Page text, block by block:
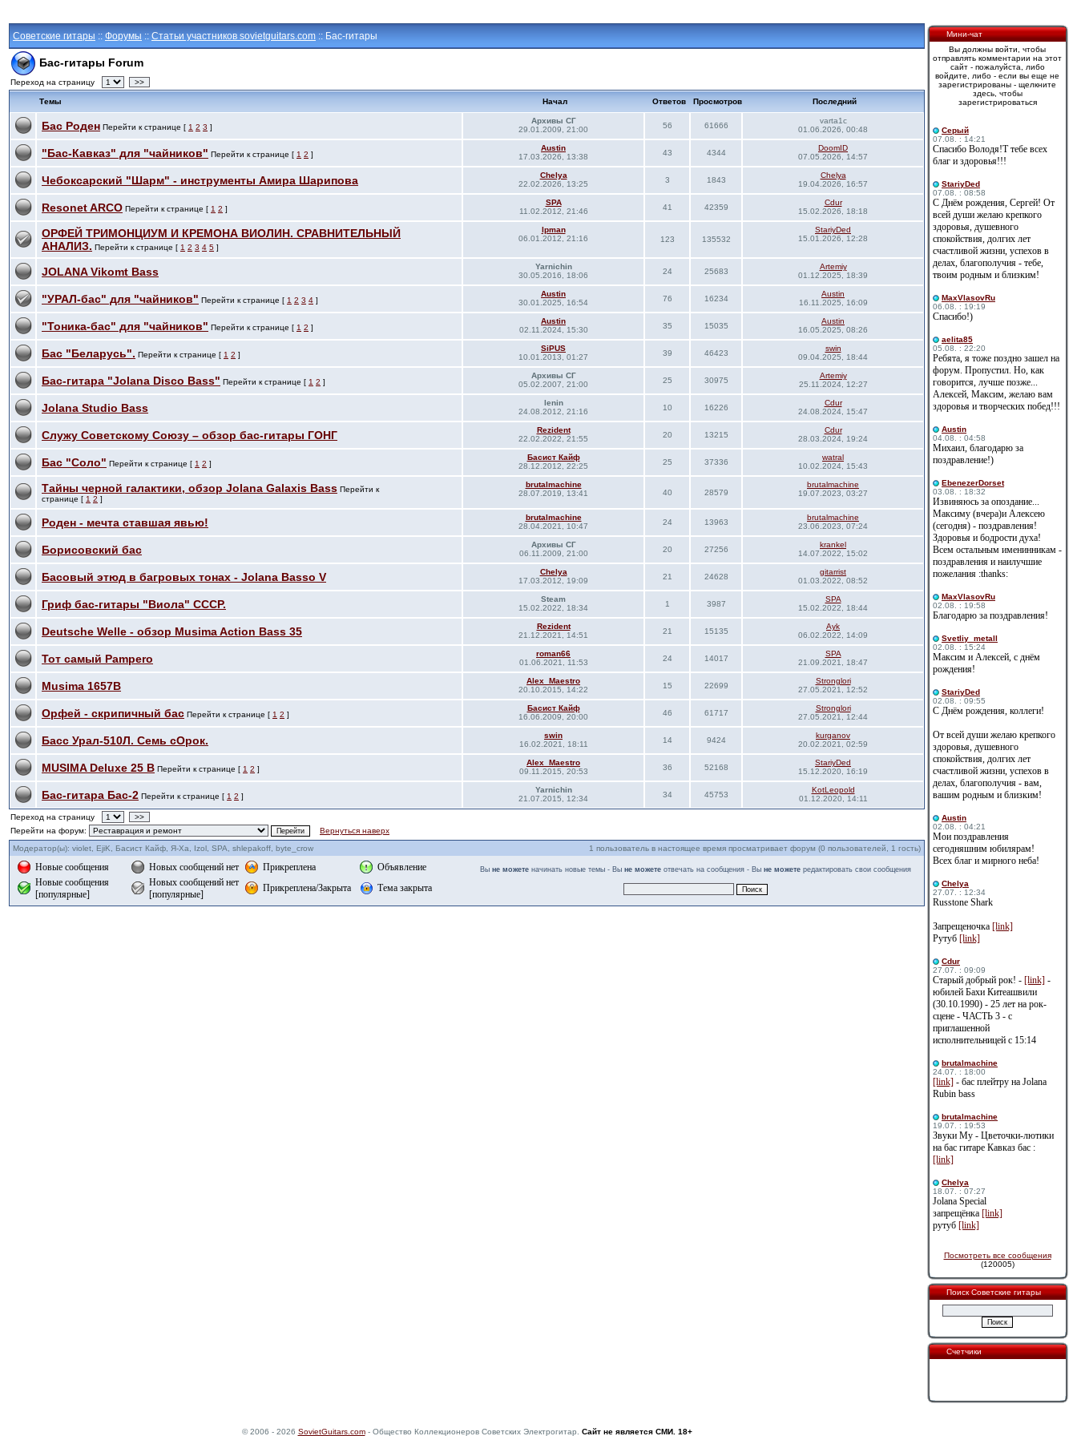
Советские гитары :: Форумы :: Статьи участников sovietguitars.com :: Бас-гитары
Бас-гитары Forum
Переход на страницу >>
Темы Начал Ответов Просмотров Последний
Бас Роден Перейти к странице [ 1 2 3 ]
Архивы СГ
29.01.2009, 21:00
56 61666
varta1c
01.06.2026, 00:48
"Бас-Кавказ" для "чайников" Перейти к странице [ 1 2 ]
Austin
17.03.2026, 13:38
43 4344
DoomID
07.05.2026, 14:57
Чебоксарский "Шарм" - инструменты Амира Шарипова
Сhelya
22.02.2026, 13:25
3 1843
Сhelya
19.04.2026, 16:57
Resonet ARCO Перейти к странице [ 1 2 ]
SPA
11.02.2012, 21:46
41 42359
Cdur
15.02.2026, 18:18
ОРФЕЙ ТРИМОНЦИУМ И КРЕМОНА ВИОЛИН. СРАВНИТЕЛЬНЫЙ
АНАЛИЗ. Перейти к странице [ 1 2 3 4 5 ]
lpman
06.01.2012, 21:16
123 135532
StariyDed
15.01.2026, 12:28
JOLANA Vikomt Bass
Yarnichin
30.05.2016, 18:06
24 25683
Artemiy
01.12.2025, 18:39
"УРАЛ-бас" для "чайников" Перейти к странице [ 1 2 3 4 ]
Austin
30.01.2025, 16:54
76 16234
Austin
16.11.2025, 16:09
"Тоника-бас" для "чайников" Перейти к странице [ 1 2 ]
Austin
02.11.2024, 15:30
35 15035
Austin
16.05.2025, 08:26
Бас "Беларусь". Перейти к странице [ 1 2 ]
SiPUS
10.01.2013, 01:27
39 46423
swin
09.04.2025, 18:44
Бас-гитара "Jolana Disco Bass" Перейти к странице [ 1 2 ]
Архивы СГ
05.02.2007, 21:00
25 30975
Artemiy
25.11.2024, 12:27
Jolana Studio Bass
lenin
24.08.2012, 21:16
10 16226
Cdur
24.08.2024, 15:47
Служу Советскому Союзу – обзор бас-гитары ГОНГ
Rezident
22.02.2022, 21:55
20 13215
Cdur
28.03.2024, 19:24
Бас "Соло" Перейти к странице [ 1 2 ]
Басист Кайф
28.12.2012, 22:25
25 37336
watral
10.02.2024, 15:43
Тайны черной галактики, обзор Jolana Galaxis Bass Перейти к
странице [ 1 2 ]
brutalmachine
28.07.2019, 13:41
40 28579
brutalmachine
19.07.2023, 03:27
Роден - мечта ставшая явью!
brutalmachine
28.04.2021, 10:47
24 13963
brutalmachine
23.06.2023, 07:24
Борисовский бас
Архивы СГ
06.11.2009, 21:00
20 27256
krankel
14.07.2022, 15:02
Басовый этюд в багровых тонах - Jolana Basso V
Сhelya
17.03.2012, 19:09
21 24628
gitarrist
01.03.2022, 08:52
Гриф бас-гитары "Виола" СССР.
Steam
15.02.2022, 18:34
1 3987
SPA
15.02.2022, 18:44
Deutsche Welle - обзор Musima Action Bass 35
Rezident
21.12.2021, 14:51
21 15135
Ayk
06.02.2022, 14:09
Тот самый Pampero
roman66
01.06.2021, 11:53
24 14017
SPA
21.09.2021, 18:47
Musima 1657B
Alex_Maestro
20.10.2015, 14:22
15 22699
Stronglori
27.05.2021, 12:52
Орфей - скрипичный бас Перейти к странице [ 1 2 ]
Басист Кайф
16.06.2009, 20:00
46 61717
Stronglori
27.05.2021, 12:44
Басс Урал-510Л. Семь сОрок.
swin
16.02.2021, 18:11
14 9424
kurganov
20.02.2021, 02:59
MUSIMA Deluxe 25 B Перейти к странице [ 1 2 ]
Alex_Maestro
09.11.2015, 20:53
36 52168
StariyDed
15.12.2020, 16:19
Бас-гитара Бас-2 Перейти к странице [ 1 2 ]
Yarnichin
21.07.2015, 12:34
34 45753
KotLeopold
01.12.2020, 14:11
Переход на страницу
>>
Перейти на форум:
Вернуться наверх
Модератор(ы): violet, EjiK, Басист Кайф, Я-Ха, Izol, SPA, shlepakoff, byte_crow
1 пользователь в настоящее время просматривает форум (0 пользователей, 1 гость)
Новые сообщения Новых сообщений нет Прикреплена
Объявление
Новые сообщения
[популярные]
Новых сообщений нет
[популярные]
Прикреплена/Закрыта Тема закрыта
Вы не можете начинать новые темы - Вы не можете отвечать на сообщения - Вы не можете редактировать свои сообщения
Мини-чат
Вы должны войти, чтобы
отправлять комментарии на этот
сайт - пожалуйста, либо
войдите, либо - если вы еще не
зарегистрированы - щелкните
здесь, чтобы
зарегистрироваться
Cерый
07.08. : 14:21
Спасибо Володя!Т тебе всех
благ и здоровья!!!
StariyDed
07.08. : 08:58
С Днём рождения, Сергей! От
всей души желаю крепкого
здоровья, душевного
спокойствия, долгих лет
счастливой жизни, успехов в
делах, благополучия - тебе,
твоим родным и близким!
MaxVlasovRu
06.08. : 19:19
Спасибо!)
aelita85
05.08. : 22:20
Ребята, я тоже поздно зашел на
форум. Пропустил. Но, как
говорится, лучше позже...
Алексей, Максим, желаю вам
здоровья и творческих побед!!!
Austin
04.08. : 04:58
Михаил, благодарю за
поздравление!)
EbenezerDorset
03.08. : 18:32
Извиняюсь за опоздание...
Максиму (вчера)и Алексею
(сегодня) - поздравления!
Здоровья и бодрости духа!
Всем остальным именинникам -
поздравления и наилучшие
пожелания :thanks:
MaxVlasovRu
02.08. : 19:58
Благодарю за поздравления!
Svetliy_metall
02.08. : 15:24
Максим и Алексей, с днём
рождения!
StariyDed
02.08. : 09:55
С Днём рождения, коллеги!
От всей души желаю крепкого
здоровья, душевного
спокойствия, долгих лет
счастливой жизни, успехов в
делах, благополучия - вам,
вашим родным и близким!
Austin
02.08. : 04:21
Мои поздравления
сегодняшним юбилярам!
Всех благ и мирного неба!
Сhelya
27.07. : 12:34
Russtone Shark
Запрещеночка [link]
Рутуб [link]
Cdur
27.07. : 09:09
Старый добрый рок! - [link] -
юбилей Бахи Китеашвили
(30.10.1990) - 25 лет на рок-
сцене - ЧАСТЬ 3 - с
приглашенной
исполнительницей с 15:14
brutalmachine
24.07. : 18:00
[link] - бас плейтру на Jolana
Rubin bass
brutalmachine
19.07. : 19:53
Звуки Му - Цветочки-лютики
на бас гитаре Кавказ бас :
[link]
Сhelya
18.07. : 07:27
Jolana Special
запрещёнка [link]
рутуб [link]
Посмотреть все сообщения
(120005)
Поиск Советские гитары
Счетчики
© 2006 - 2026 SovietGuitars.com- Общество Коллекционеров Советских Электрогитар. Сайт не является СМИ. 18+